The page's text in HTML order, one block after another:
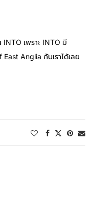
เพราะ INTO มี
Anglia กับเราได้เลย